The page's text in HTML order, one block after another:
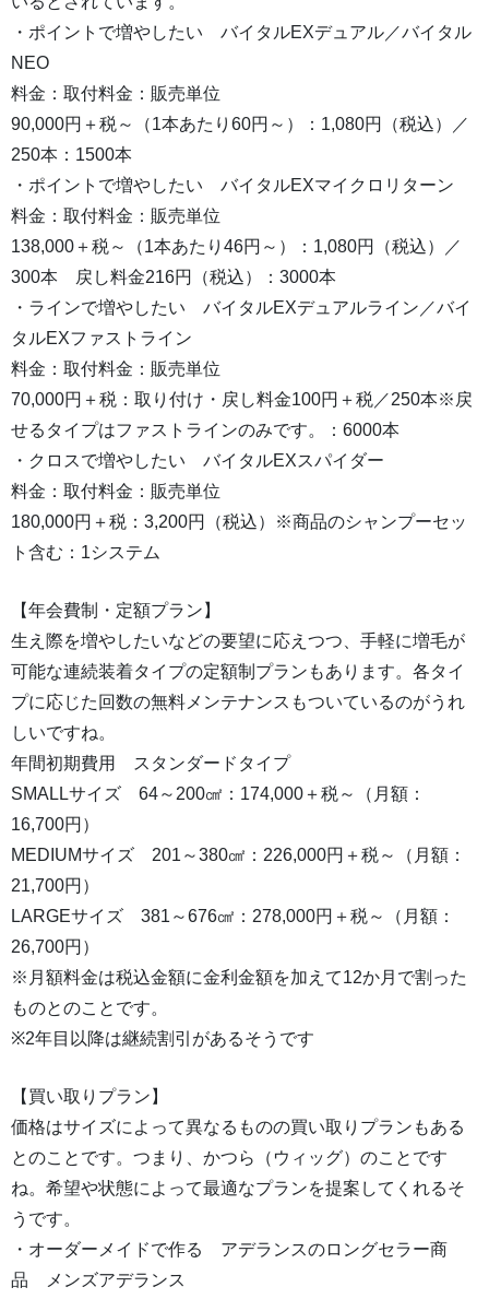
・ポイントで増やしたい バイタルEXデュアル／バイタル
NEO
料金：取付料金：販売単位
90,000円＋税～（1本あたり60円～）：1,080円（税込）／
250本：1500本
・ポイントで増やしたい バイタルEXマイクロリターン
料金：取付料金：販売単位
138,000＋税～（1本あたり46円～）：1,080円（税込）／
300本 戻し料金216円（税込）：3000本
・ラインで増やしたい バイタルEXデュアルライン／バイ
タルEXファストライン
料金：取付料金：販売単位
70,000円＋税：取り付け・戻し料金100円＋税／250本※戻
せるタイプはファストラインのみです。：6000本
・クロスで増やしたい バイタルEXスパイダー
料金：取付料金：販売単位
180,000円＋税：3,200円（税込）※商品のシャンプーセッ
ト含む：1システム
【年会費制・定額プラン】
生え際を増やしたいなどの要望に応えつつ、手軽に増毛が
可能な連続装着タイプの定額制プランもあります。各タイ
プに応じた回数の無料メンテナンスもついているのがうれ
しいですね。
年間初期費用 スタンダードタイプ
SMALLサイズ 64～200㎠：174,000＋税～（月額：
16,700円）
MEDIUMサイズ 201～380㎠：226,000円＋税～（月額：
21,700円）
LARGEサイズ 381～676㎠：278,000円＋税～（月額：
26,700円）
※月額料金は税込金額に金利金額を加えて12か月で割った
ものとのことです。
※2年目以降は継続割引があるそうです
【買い取りプラン】
価格はサイズによって異なるものの買い取りプランもある
とのことです。つまり、かつら（ウィッグ）のことです
ね。希望や状態によって最適なプランを提案してくれるそ
うです。
・オーダーメイドで作る アデランスのロングセラー商
品 メンズアデランス